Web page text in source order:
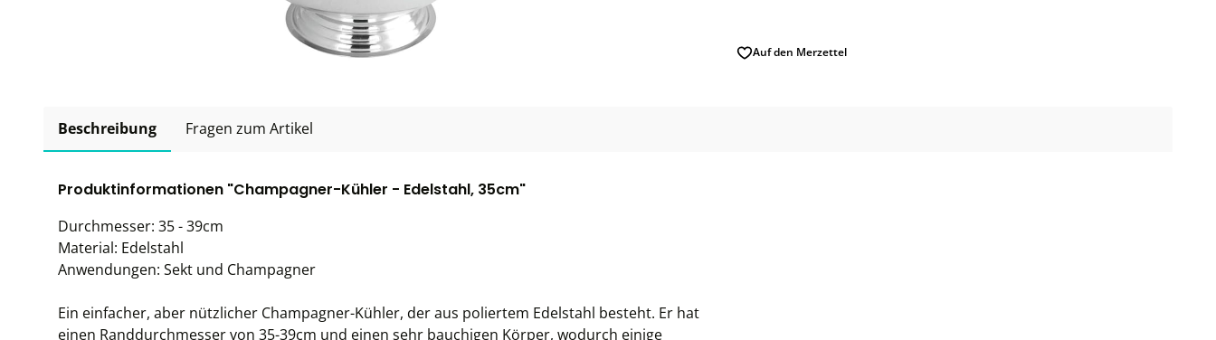
Auf den Merzettel
Beschreibung Fragen zum Artikel
Produktinformationen "Champagner-Kühler - Edelstahl, 35cm"
Durchmesser: 35 - 39cm
Material: Edelstahl
Anwendungen: Sekt und Champagner
Ein einfacher, aber nützlicher Champagner-Kühler, der aus poliertem Edelstahl besteht. Er hat
einen Randdurchmesser von 35-39cm und einen sehr bauchigen Körper, wodurch einige